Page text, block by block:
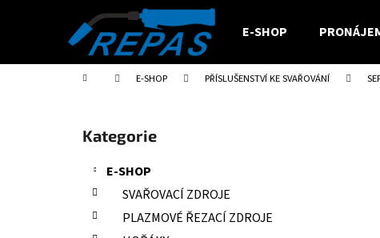
E-SHOP
Domů E-SHOP PŘÍSLUŠENSTVÍ KE SVAŘOVÁNÍ
Přeskočit
kategorie
Kategorie
E-SHOP
SVAŘOVACÍ ZDROJE
PLAZMOVÉ ŘEZACÍ ZDROJE
í
Zpět
do
Zpět
do